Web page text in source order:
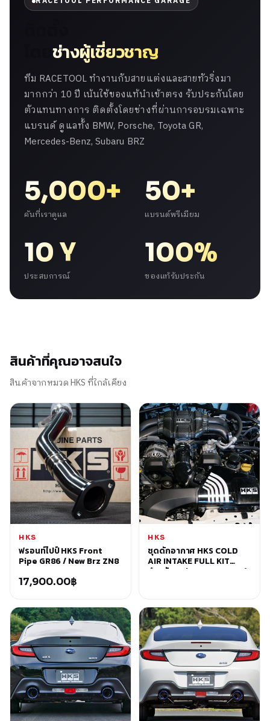
ช่างผู้เชี่ยวชาญ
ทีม RACETOOL ทำงานกับสายแต่งและสายทัวริ่งมา
มากกว่า 10 ปี เน้นใช้ของแท้นำเข้าตรง รับประกันโดย
ตัวแทนทางการ ติดตั้งโดยช่างที่ผ่านการอบรมเฉพาะ
แบรนด์ ดูแลทั้ง BMW, Porsche, Toyota GR,
Mercedes-Benz, Subaru BRZ
5,000+
คันที่เราดูแล
50+
แบรนด์พรีเมียม
10 Y
ประสบการณ์
100%
ของแท้รับประกัน
สินค้าที่คุณอาจสนใจ
สินค้าจากหมวด HKS ที่ใกล้เคียง
HKS
ฟรอนท์ไปป์ HKS Front
Pipe GR86 / New Brz ZN8
17,900.00฿
HKS
ชุดดักอากาศ HKS COLD
AIR INTAKE FULL KIT
สำหรับ Subaru New BRZ /